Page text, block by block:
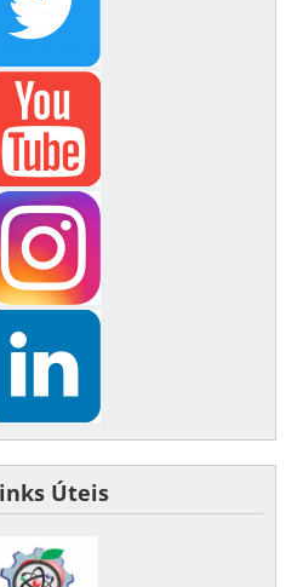
Úteis